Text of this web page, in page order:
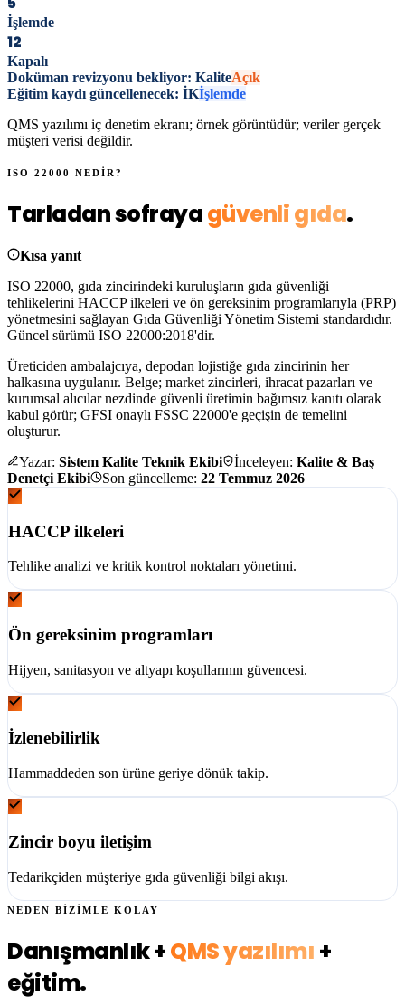
İşlemde
12
Kapalı
Doküman revizyonu bekliyor: KaliteAçık
Eğitim kaydı güncellenecek: İKİşlemde
QMS yazılımı iç denetim ekranı; örnek görüntüdür; veriler gerçek
müşteri verisi değildir.
ISO 22000 NEDİR?
Tarladan sofrayagüvenli gıda.
Kısa yanıt
ISO 22000, gıda zincirindeki kuruluşların gıda güvenliği
tehlikelerini HACCP ilkeleri ve ön gereksinim programlarıyla (PRP)
yönetmesini sağlayan Gıda Güvenliği Yönetim Sistemi standardıdır.
Güncel sürümü ISO 22000:2018'dir.
Üreticiden ambalajcıya, depodan lojistiğe gıda zincirinin her
halkasına uygulanır. Belge; market zincirleri, ihracat pazarları ve
kurumsal alıcılar nezdinde güvenli üretimin bağımsız kanıtı olarak
kabul görür; GFSI onaylı FSSC 22000'e geçişin de temelini
oluşturur.
Yazar: Sistem Kalite Teknik Ekibi İnceleyen: Kalite & Baş
Denetçi Ekibi
Son güncelleme: 22 Temmuz 2026
HACCP ilkeleri
Tehlike analizi ve kritik kontrol noktaları yönetimi.
Ön gereksinim programları
Hijyen, sanitasyon ve altyapı koşullarının güvencesi.
İzlenebilirlik
Hammaddeden son ürüne geriye dönük takip.
Zincir boyu iletişim
Tedarikçiden müşteriye gıda güvenliği bilgi akışı.
NEDEN BİZİMLE KOLAY
Danışmanlık +QMS yazılımı +
eğitim.